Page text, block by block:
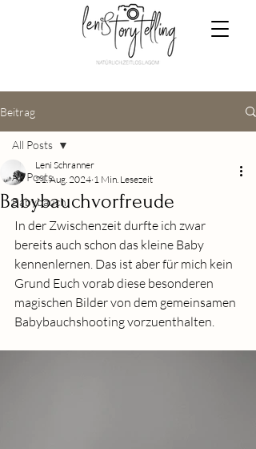
Beitrag
All Posts
Babybauch
All Posts
Babybauchvorfreude
Leni Schranner
21. Aug. 2024 1 Min. Lesezeit
In der Zwischenzeit durfte ich zwar
bereits auch schon das kleine Baby
kennenlernen. Das ist aber für mich kein
Grund Euch vorab diese besonderen
magischen Bilder von dem gemeinsamen
Babybauchshooting vorzuenthalten.